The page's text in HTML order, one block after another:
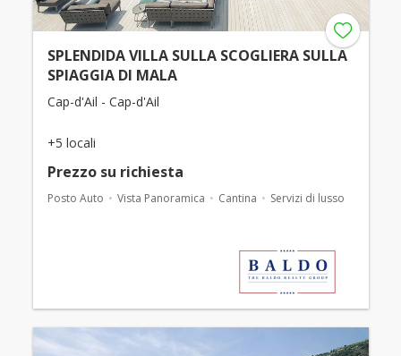
SPLENDIDA VILLA SULLA SCOGLIERA SULLA
SPIAGGIA DI MALA
Cap-d'Ail - Cap-d'Ail
+5 locali
Prezzo su richiesta
Posto Auto Vista Panoramica Cantina Servizi di lusso